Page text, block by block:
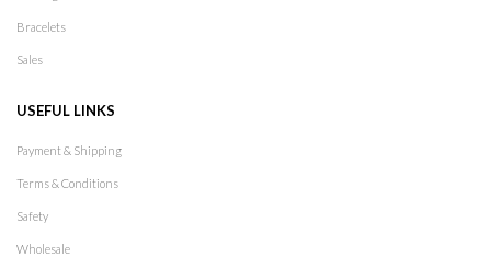
Bracelets
Sales
USEFUL LINKS
Payment & Shipping
Terms & Conditions
Safety
Wholesale